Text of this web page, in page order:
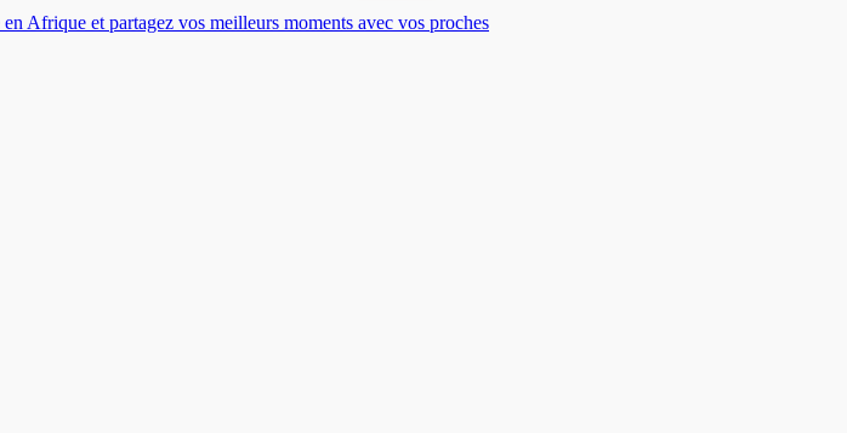
Afrique et partagez vos meilleurs moments avec vos proches